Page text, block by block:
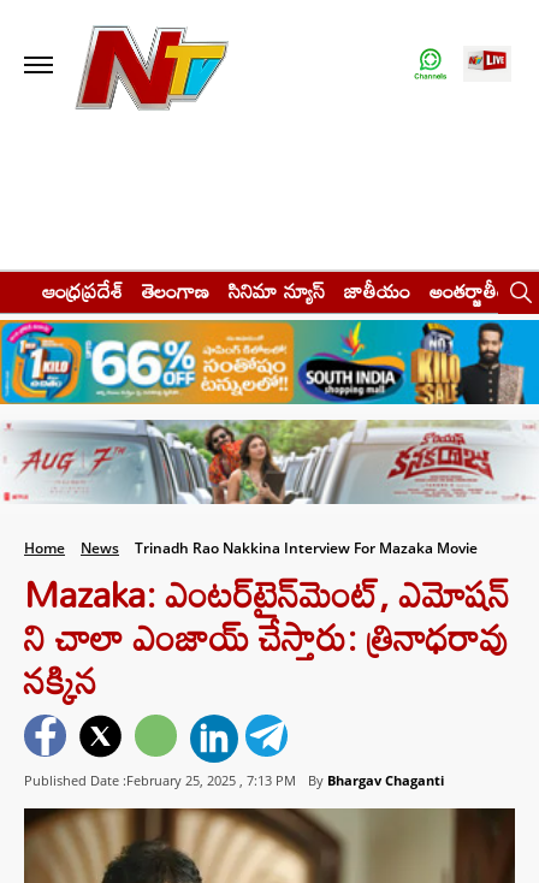
ఆంధ్రప్రదేశ్ తెలంగాణ సినిమా న్యూస్ జాతీయం అంతర్జాతీయం
Home News Trinadh Rao Nakkina Interview For Mazaka Movie
Mazaka: ఎంటర్‌టైన్‌మెంట్, ఎమోషన్
ని చాలా ఎంజాయ్ చేస్తారు: త్రినాధరావు
నక్కిన
Published Date :February 25, 2025 , 7:13 PM By Bhargav Chaganti